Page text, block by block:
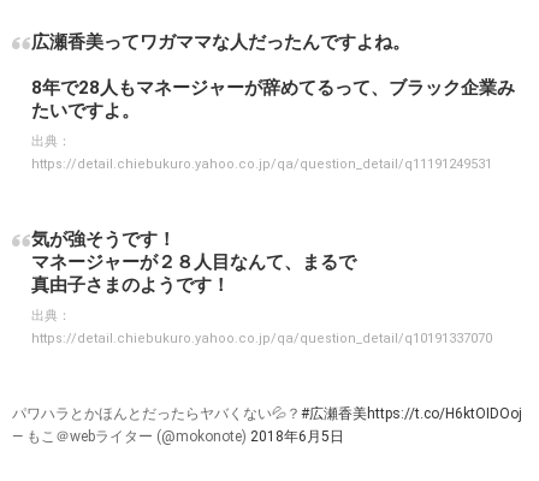
広瀬香美ってワガママな人だったんですよね。
8年で28人もマネージャーが辞めてるって、ブラック企業み
たいですよ。
出典：
https://detail.chiebukuro.yahoo.co.jp/qa/question_detail/q11191249531
気が強そうです！
マネージャーが２８人目なんて、まるで
真由子さまのようです！
出典：
https://detail.chiebukuro.yahoo.co.jp/qa/question_detail/q10191337070
パワハラとかほんとだったらヤバくない💦？ #広瀬香美https://t.co/H6ktOIDOoj
— もこ＠webライター (@mokonote) 2018年6月5日